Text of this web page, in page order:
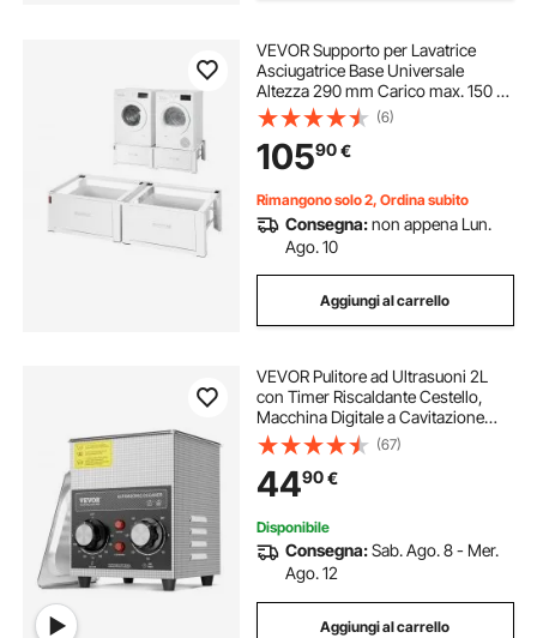
VEVOR Supporto per Lavatrice
Asciugatrice Base Universale
Altezza 290 mm Carico max. 150 kg
Piedini Antiscivolo, Piedistallo per
Lavatrice in Acciaio Set da 2 pezzi
con Cassetto Portaoggetti, Bianco
(6)
10590€
Rimangono solo 2, Ordina subito
Consegna:non appena Lun.
Ago. 10
Aggiungi al carrello
VEVOR Pulitore ad Ultrasuoni 2L
con Timer Riscaldante Cestello,
Macchina Digitale a Cavitazione
Sonica, Pulitrice Ultrasuoni 60 W
per Strumenti di Orologi, Occhiali,
Monete, Utensili Metallici
(67)
4490€
Disponibile
Consegna:Sab. Ago. 8 - Mer.
Ago. 12
Aggiungi al carrello